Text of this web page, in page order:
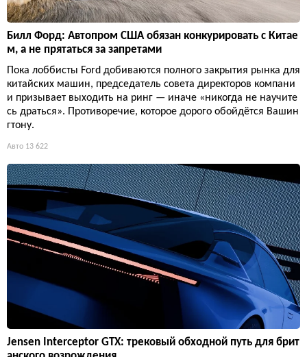
Билл Форд: Автопром США обязан конкурировать с Китае
м, а не прятаться за запретами
Пока лоббисты Ford добиваются полного закрытия рынка для
китайских машин, председатель совета директоров компани
и призывает выходить на ринг — иначе «никогда не научите
сь драться». Противоречие, которое дорого обойдётся Вашин
гтону.
Авто 13 622
Jensen Interceptor GTX: трековый обходной путь для брит